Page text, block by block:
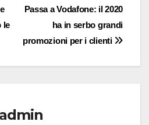
Passa a Vodafone: il 2020
ha in serbo grandi
promozioni per i clienti
le
admin